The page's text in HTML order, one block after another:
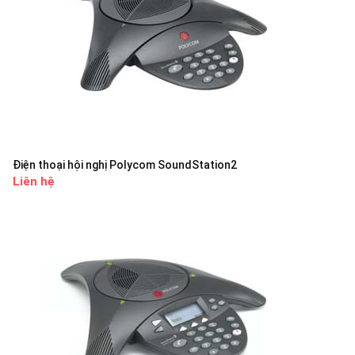
Điện thoại hội nghị Polycom SoundStation2
Liên hệ